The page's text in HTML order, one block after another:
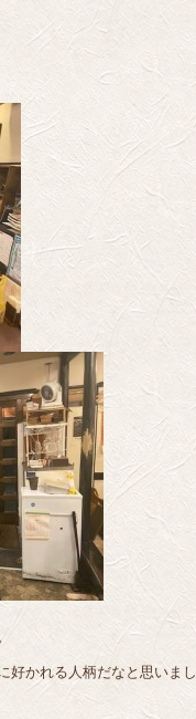
好かれる人柄だなと思いまし